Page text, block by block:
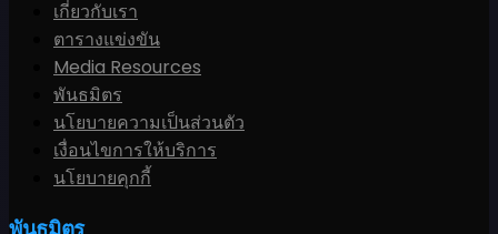
เกี่ยวกับเรา
ตารางแข่งขัน
Media Resources
พันธมิตร
นโยบายความเป็นส่วนตัว
เงื่อนไขการให้บริการ
นโยบายคุกกี้
พันธมิตร